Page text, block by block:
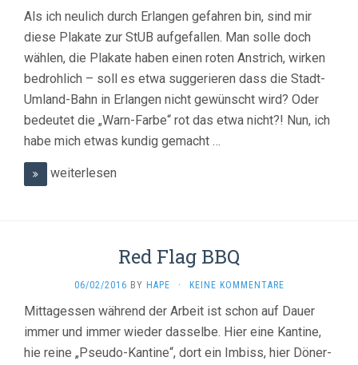
Als ich neulich durch Erlangen gefahren bin, sind mir
diese Plakate zur StUB aufgefallen. Man solle doch
wählen, die Plakate haben einen roten Anstrich, wirken
bedrohlich – soll es etwa suggerieren dass die Stadt-
Umland-Bahn in Erlangen nicht gewünscht wird? Oder
bedeutet die „Warn-Farbe“ rot das etwa nicht?! Nun, ich
habe mich etwas kundig gemacht …
weiterlesen
Red Flag BBQ
06/02/2016 BY HAPE · KEINE KOMMENTARE
Mittagessen während der Arbeit ist schon auf Dauer
immer und immer wieder dasselbe. Hier eine Kantine,
hie reine „Pseudo-Kantine“, dort ein Imbiss, hier Döner-